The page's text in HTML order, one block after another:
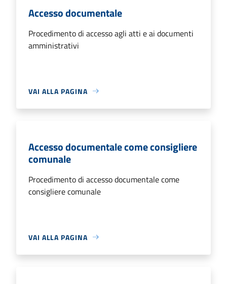
Accesso documentale
Procedimento di accesso agli atti e ai documenti
amministrativi
VAI ALLA PAGINA
Accesso documentale come consigliere
comunale
Procedimento di accesso documentale come
consigliere comunale
VAI ALLA PAGINA